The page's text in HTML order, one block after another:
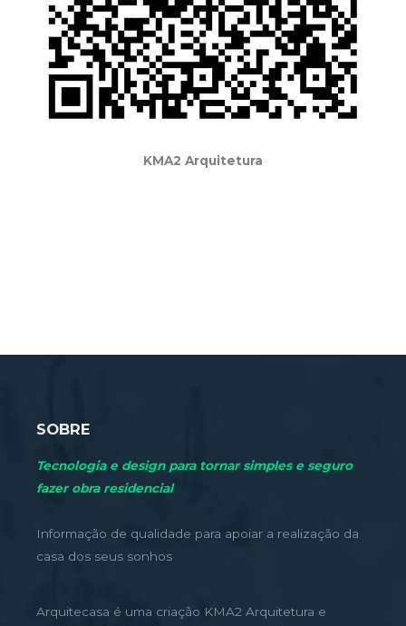
KMA2 Arquitetura
SOBRE
Tecnologia e design para tornar simples e seguro
fazer obra residencial
Informação de qualidade para apoiar a realização da
casa dos seus sonhos
Arquitecasa é uma criação KMA2 Arquitetura e